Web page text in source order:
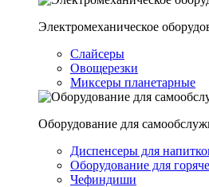
Электромеханическое
Слайсеры
Овощерезки
Миксеры планетарные
Оборудование для
Диспенсеры для
Оборудование для
Чефиндиши